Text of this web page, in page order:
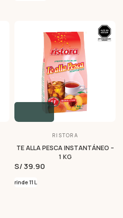
RISTORA
TE ALLA PESCA INSTANTÁNEO –
1 KG
S/ 39.90
rinde 11 L